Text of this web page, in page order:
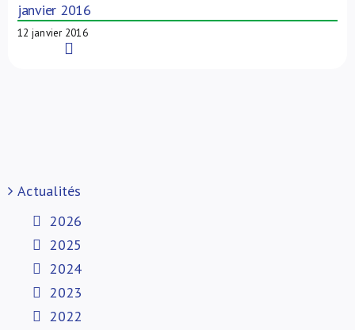
janvier 2016
12 janvier 2016
Actualités
2026
2025
2024
2023
2022